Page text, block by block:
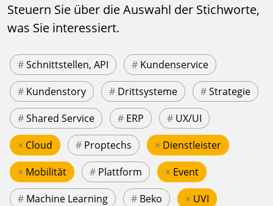
Steuern Sie über die Auswahl der Stichworte,
was Sie interessiert.
#Schnittstellen, API # Kundenservice
# Kundenstory # Drittsysteme #Strategie
#Shared Service # ERP # UX/UI
× Cloud # Proptechs × Dienstleister
× Mobilität # Plattform × Event
# Machine Learning # Beko × UVI